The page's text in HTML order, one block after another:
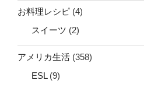
お料理レシピ (4)
スイーツ (2)
アメリカ生活 (358)
ESL(9)